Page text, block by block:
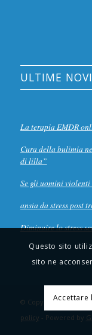
ULTIME
La terapia EMDR
Cura della bulimia
di lilla”
Se gli uomini
ansia da stress post
Diminuire lo stress
© Copyright -
policy - Powered by
Questo sito
sito ne
Accettare